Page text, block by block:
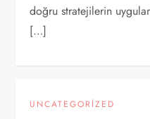
doğru stratejilerin
[…]
UNCATEGORIZED